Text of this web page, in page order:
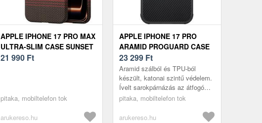
APPLE IPHONE 17 PRO MAX
ULTRA-SLIM CASE SUNSET
(KI1702SPM)
21 990 Ft
pitaka, mobiltelefon tok
arukereso.hu
APPLE IPHONE 17 PRO
ARAMID PROGUARD CASE
BLACK/GREY (KI1701MGP)
23 299 Ft
Aramid szálból és TPU-ból
készült, katonai szintű védelem.
Ívelt sarokpárnázás az átfogó
védelemért. Kiváló minőségű
pitaka, mobiltelefon tok
arukereso.hu